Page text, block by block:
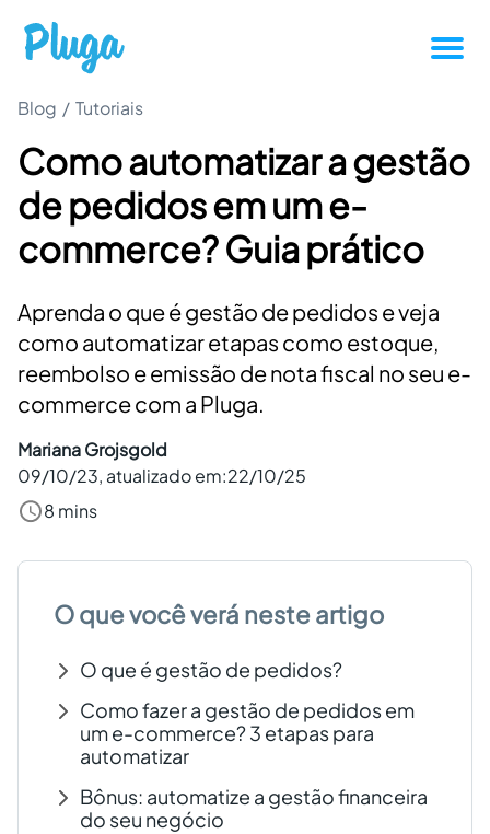
Produtividade
Novidades da Pluga
Casos de sucesso
Outros
Blog / Tutoriais
Como automatizar a gestão
de pedidos em um e-
commerce? Guia prático
Aprenda o que é gestão de pedidos e veja
como automatizar etapas como estoque,
reembolso e emissão de nota fiscal no seu e-
commerce com a Pluga.
Mariana Grojsgold
09/10/23, atualizado em:22/10/25
8 mins
O que você verá neste artigo
O que é gestão de pedidos?
Como fazer a gestão de pedidos em
um e-commerce? 3 etapas para
automatizar
Bônus: automatize a gestão financeira
do seu negócio